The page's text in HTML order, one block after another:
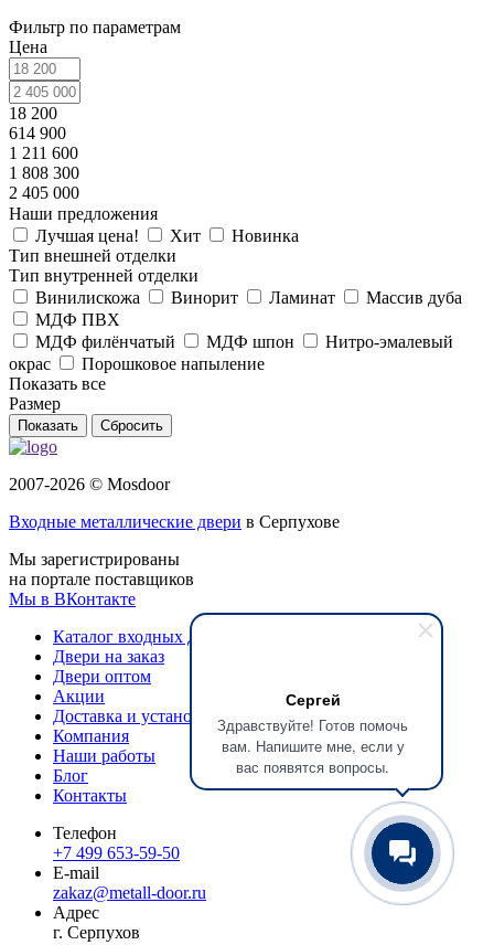
Сергей
Здравствуйте! Готов помочь
вам. Напишите мне, если у
вас появятся вопросы.
Фильтр по параметрам
Цена
18 200
614 900
1 211 600
1 808 300
2 405 000
Наши предложения
Лучшая цена!
Хит
Новинка
Тип внешней отделки
Тип внутренней отделки
Винилискожа
Винорит Ламинат
Массив дуба
МДФ ПВХ
МДФ филёнчатый
МДФ шпон
Нитро-эмалевый
окрас
Порошковое напыление
Показать все
Размер
Сбросить
2007-2026 © Mosdoor
Входные металлические двери в Серпухове
Мы зарегистрированы
на портале поставщиков
Мы в ВКонтакте
Каталог входных дверей
Двери на заказ
Двери оптом
Акции
Доставка и установка
Компания
Наши работы
Блог
Контакты
Телефон
+7 499 653-59-50
E-mail
zakaz@metall-door.ru
Адрес
г. Серпухов